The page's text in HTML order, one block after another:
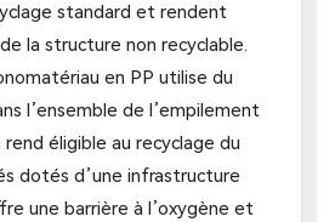
standard et rendent
la structure non recyclable.
en PP utilise du
l’ensemble de l’empilement
éligible au recyclage du
dotés d’une infrastructure
une barrière à l’oxygène et